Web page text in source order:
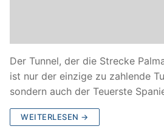
Der Tunnel, der die Strecke
ist nur der einzige zu zahlende
sondern auch der Teuerste
WEITERLESEN →